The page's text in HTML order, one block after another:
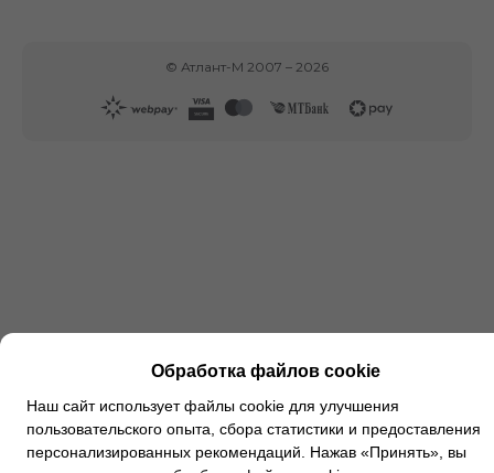
© Атлант-М 2007 – 2026
Обработка файлов cookie
Наш сайт использует файлы cookie для улучшения
пользовательского опыта, сбора статистики и предоставления
персонализированных рекомендаций. Нажав «Принять», вы